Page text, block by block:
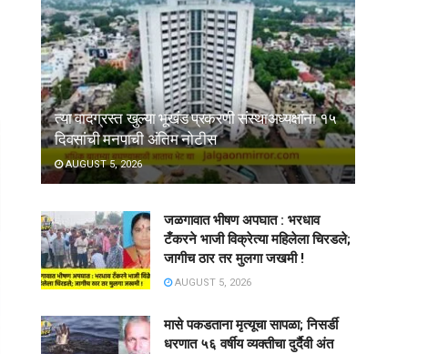
त्या वादग्रस्त खुल्या भूखंड प्रकरणी संस्थाअध्यक्षांना १५
दिवसांची मनपाची अंतिम नोटीस
AUGUST 5, 2026
जळगावात भीषण अपघात : भरधाव
टँकरने भाजी विक्रेत्या महिलेला चिरडले;
जागीच ठार तर मुलगा जखमी !
AUGUST 5, 2026
मासे पकडताना मृत्यूचा सापळा; निसर्डी
धरणात ५६ वर्षीय व्यक्तीचा दुर्दैवी अंत